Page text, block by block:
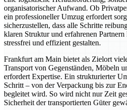
organisatorischer Aufwand. Ob
ein professioneller Umzug erfordert
sicherzustellen, dass alle Schritte
klaren Struktur und erfahrenen
stressfrei und effizient gestalten.
Frankfurt am Main bietet als Zielort
Transport von Gegenständen, Möbeln
erfordert Expertise. Ein strukturierter
Schritt – von der Verpackung bis zur
begleitet wird. So wird nicht nur Zeit
Sicherheit der transportierten Güter